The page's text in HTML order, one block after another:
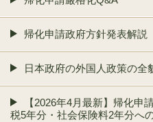
帰化申請政府方針発表解説
日本政府の外国人政策の全
【2026年4月最新】帰化申
税5年分・社会保険料2年分へ